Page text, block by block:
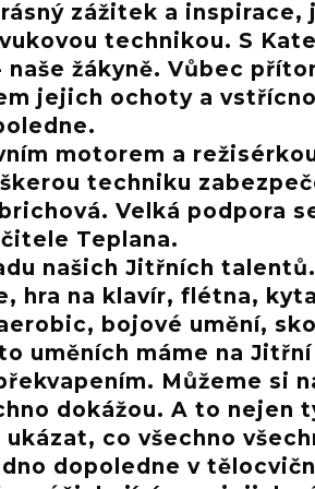
zážitek a inspirace,
technikou. S
žákyně. Vůbec
jejich ochoty a
motorem a
techniku
Velká podpora
Teplana.
našich Jitřních
hra na klavír, flétna,
bojové umění,
uměních máme na
Můžeme si
dokážou. A to nejen
co všechno
dopoledne v